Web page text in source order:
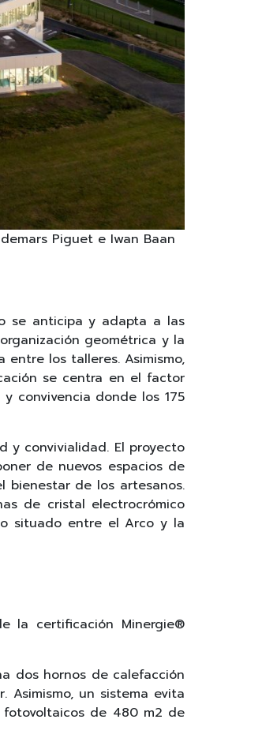
Piguet e Iwan Baan
se anticipa y adapta a las
geométrica y la
los talleres. Asimismo,
se centra en el factor
convivencia donde los 175
y convivialidad. El proyecto
de nuevos espacios de
bienestar de los artesanos.
de cristal electrocrómico
situado entre el Arco y la
la certificación Minergie®
dos hornos de calefacción
un sistema evita
de 480 m2 de